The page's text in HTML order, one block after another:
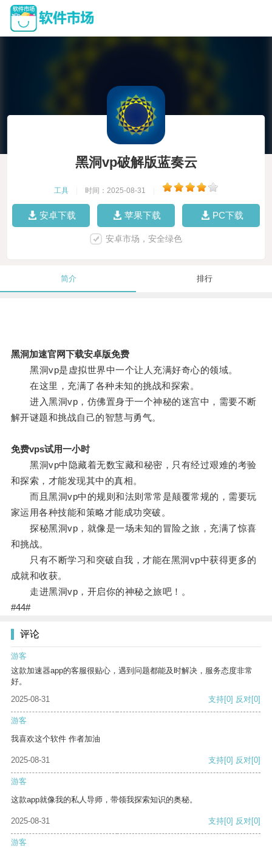
黑洞vp破解版蓝奏云
工具 时间：2025-08-31
安卓下载 苹果下载 PC下载
安卓市场，安全绿色
简介 排行
黑洞加速官网下载安卓版免费
黑洞vp是虚拟世界中一个让人充满好奇心的领域。
在这里，充满了各种未知的挑战和探索。
进入黑洞vp，仿佛置身于一个神秘的迷宫中，需要不断
解开谜题和挑战自己的智慧与勇气。
免费vps试用一小时
黑洞vp中隐藏着无数宝藏和秘密，只有经过艰难的考验
和探索，才能发现其中的真相。
而且黑洞vp中的规则和法则常常是颠覆常规的，需要玩
家运用各种技能和策略才能成功突破。
探秘黑洞vp，就像是一场未知的冒险之旅，充满了惊喜
和挑战。
只有不断学习和突破自我，才能在黑洞vp中获得更多的
成就和收获。
走进黑洞vp，开启你的神秘之旅吧！。
#44#
评论
游客
这款加速器app的客服很贴心，遇到问题都能及时解决，服务态度非常
好。
2025-08-31
支持[0] 反对[0]
游客
我喜欢这个软件 作者加油
2025-08-31 支持[0] 反对[0]
游客
这款app就像我的私人导师，带领我探索知识的奥秘。
2025-08-31 支持[0] 反对[0]
游客